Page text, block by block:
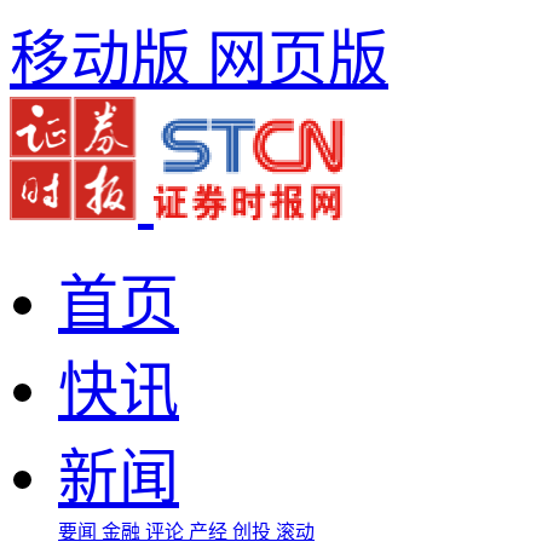
移动版 网页版
首页
快讯
新闻
要闻 金融 评论 产经 创投 滚动